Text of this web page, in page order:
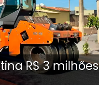
R$ 3 milhões